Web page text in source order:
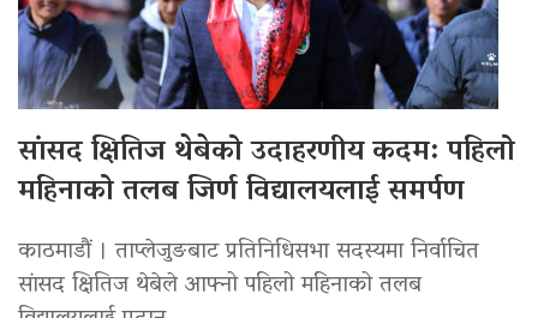
सांसद क्षितिज थेबेको उदाहरणीय कदम: पहिलो
महिनाको तलब जिर्ण विद्यालयलाई समर्पण
काठमाडौं । ताप्लेजुङबाट प्रतिनिधिसभा सदस्यमा निर्वाचित
सांसद क्षितिज थेबेले आफ्नो पहिलो महिनाको तलब